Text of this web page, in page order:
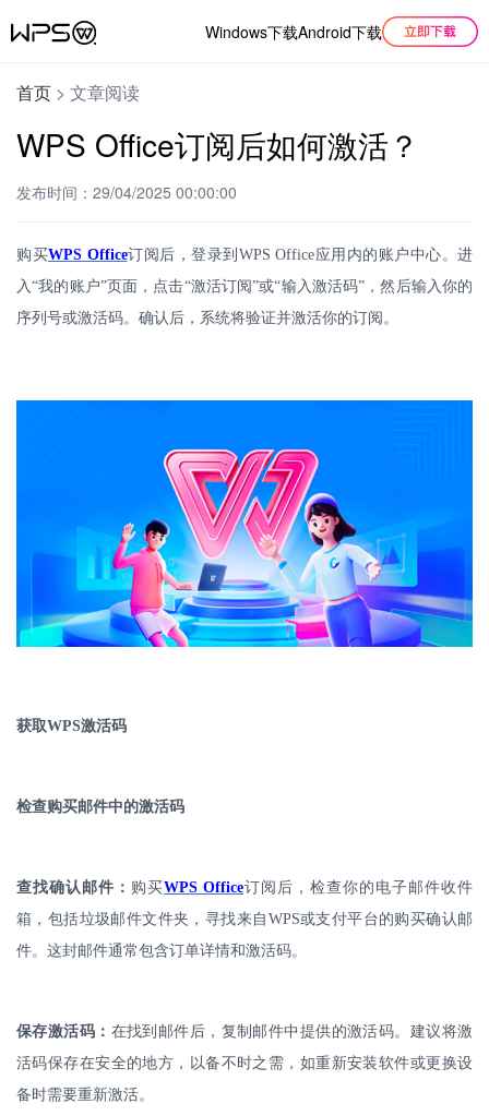
Windows下载Android下载
首页 > 文章阅读
WPS Office订阅后如何激活？
发布时间：29/04/2025 00:00:00
购买WPS Office订阅后，登录到 WPS Office应用内的账户中心。进
入“我的账户”页面，点击“激活订阅”或“输入激活码”，然后输入你的
序列号或激活码。确认后，系统将验证并激活你的订阅。
获取WPS激活码
检查购买邮件中的激活码
查找确认邮件： 购买WPS Office订阅后，检查你的电子邮件收件
箱，包括垃圾邮件文件夹，寻找来自 WPS或支付平台的购买确认邮
件。这封邮件通常包含订单详情和激活码。
保存激活码： 在找到邮件后，复制邮件中提供的激活码。建议将激
活码保存在安全的地方，以备不时之需，如重新安装软件或更换设
备时需要重新激活。